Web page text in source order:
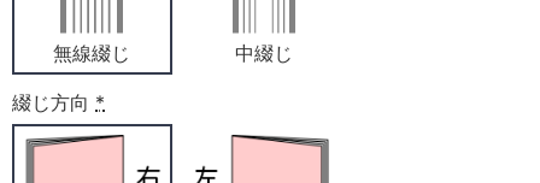
無線綴じ 中綴じ
綴じ方向 *